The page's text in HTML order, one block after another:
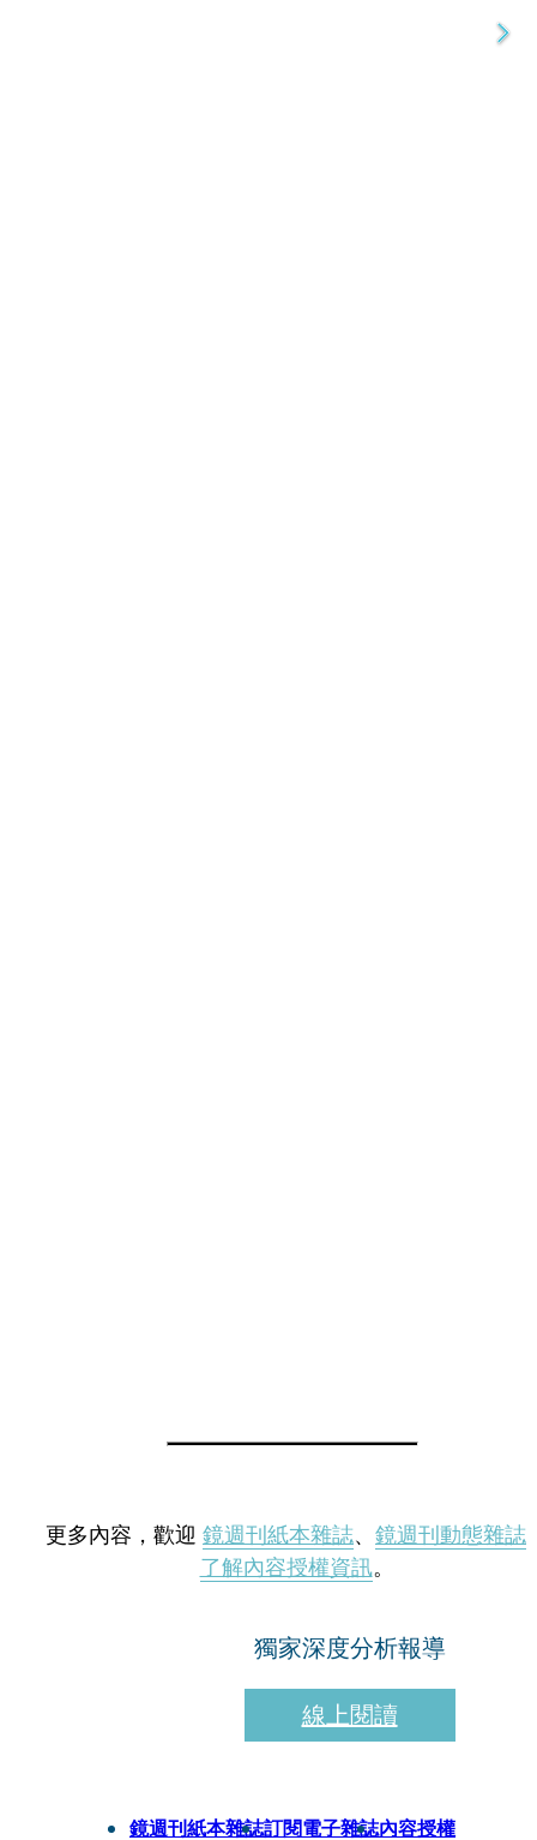
更多內容，歡迎 鏡週刊紙本雜誌、 鏡週刊動態雜誌
了解內容授權資訊。
獨家深度分析報導
線上閱讀
鏡週刊紙本雜誌訂閱電子雜誌內容授權